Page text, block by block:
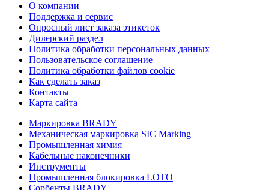
О компании
Поддержка и сервис
Опросный лист заказа этикеток
Дилерский раздел
Политика обработки персональных данных
Пользовательское соглашение
Политика обработки файлов cookie
Как сделать заказ
Контакты
Карта сайта
Маркировка BRADY
Механическая маркировка SIC Marking
Промышленная химия
Кабельные наконечники
Инструменты
Промышленная блокировка LOTO
Сорбенты BRADY